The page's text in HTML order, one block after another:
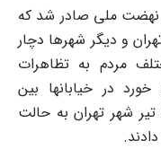
نهضت ملی صادر شد که
تهران و دیگر شهرها دچار
مردم به تظاهرات
در خیابانها بین
تظاهرکنندگان و پلیس آغاز شد. در 29 تیر شهر تهران به حالت